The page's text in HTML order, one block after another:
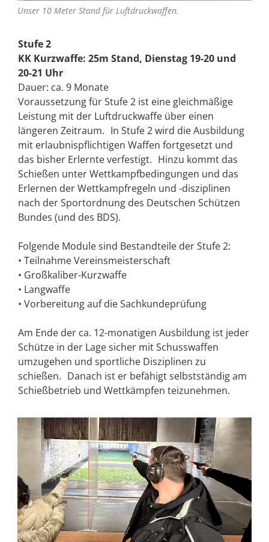
Unser 10 Meter Stand für Luftdruckwaffen.
Stufe 2
KK Kurzwaffe: 25m Stand, Dienstag 19-20 und
20-21 Uhr
Dauer: ca. 9 Monate
Voraussetzung für Stufe 2 ist eine gleichmäßige
Leistung mit der Luftdruckwaffe über einen
längeren Zeitraum. In Stufe 2 wird die Ausbildung
mit erlaubnispflichtigen Waffen fortgesetzt und
das bisher Erlernte verfestigt. Hinzu kommt das
Schießen unter Wettkampfbedingungen und das
Erlernen der Wettkampfregeln und -disziplinen
nach der Sportordnung des Deutschen Schützen
Bundes (und des BDS).
Folgende Module sind Bestandteile der Stufe 2:
• Teilnahme Vereinsmeisterschaft
• Großkaliber-Kurzwaffe
• Langwaffe
• Vorbereitung auf die Sachkundeprüfung
Am Ende der ca. 12-monatigen Ausbildung ist jeder
Schütze in der Lage sicher mit Schusswaffen
umzugehen und sportliche Disziplinen zu
schießen. Danach ist er befähigt selbstständig am
Schießbetrieb und Wettkämpfen teizunehmen.